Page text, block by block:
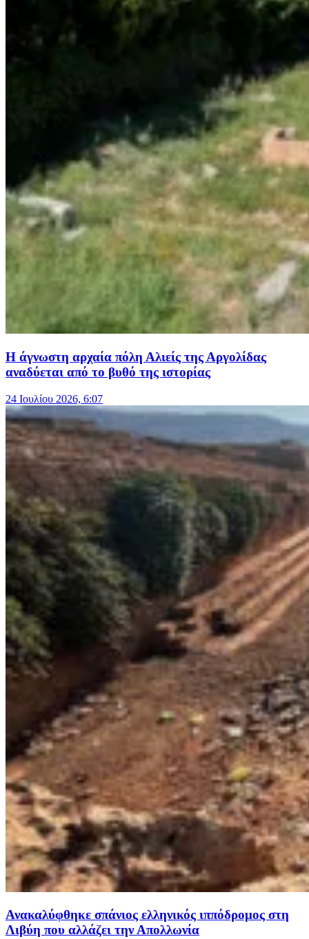
Η άγνωστη αρχαία πόλη Αλιείς της Αργολίδας
αναδύεται από το βυθό της ιστορίας
24 Ιουλίου 2026, 6:07
Ανακαλύφθηκε σπάνιος ελληνικός ιππόδρομος στη
Λιβύη που αλλάζει την Απολλωνία